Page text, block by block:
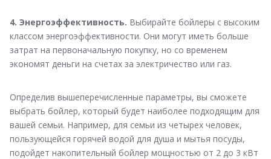
4. Энергоэффективность. Выбирайте бойлеры с высоким
классом энергоэффективности. Они могут иметь больше
затрат на первоначальную покупку, но со временем
экономят деньги на счетах за электричество или газ.
Определив вышеперечисленные параметры, вы сможете
выбрать бойлер, который будет наиболее подходящим для
вашей семьи. Например, для семьи из четырех человек,
пользующейся горячей водой для душа и мытья посуды,
подойдет накопительный бойлер мощностью от 2 до 3 кВт